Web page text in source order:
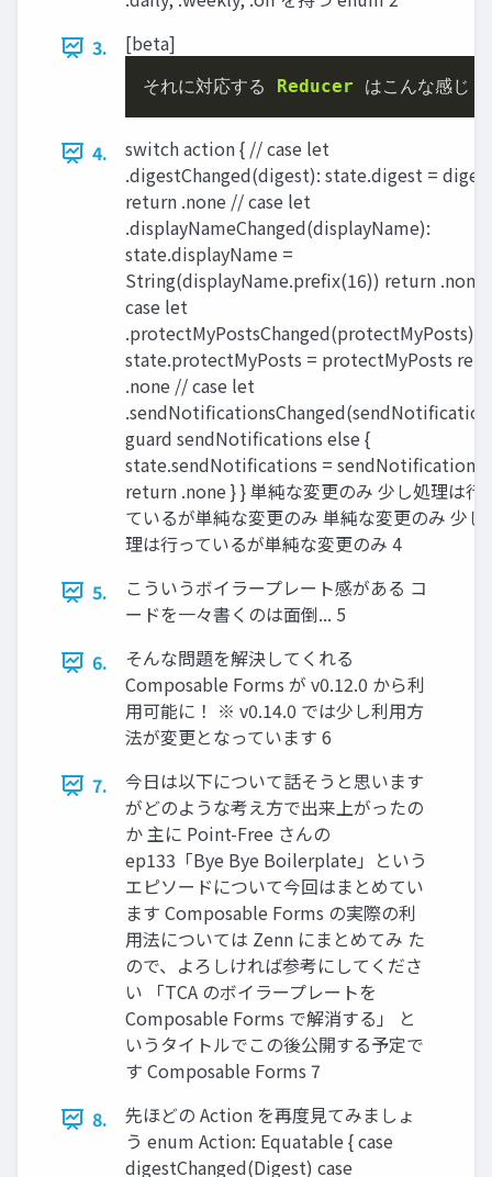
3.
[beta]
それに対応する Reducer はこんな感じ
4.
switch action { // case let
.digestChanged(digest): state.digest =
return .none // case let
.displayNameChanged(displayName):
state.displayName =
String(displayName.prefix(16)) return .none
case let
.protectMyPostsChanged(protectMyPosts):
state.protectMyPosts = protectMyPosts
.none // case let
guard sendNotifications else {
state.sendNotifications = sendNotifications
return .none } } 単純な変更のみ 少し処理は⾏
ているが単純な変更のみ 単純な変更のみ 少し
理は⾏っているが単純な変更のみ 4
5.
こういうボイラープレート感がある コ
ードを⼀々書くのは⾯倒... 5
6.
そんな問題を解決してくれる
Composable Forms が v0.12.0 から利
⽤可能に！ ※ v0.14.0 では少し利⽤⽅
法が変更となっています 6
7.
今⽇は以下について話そうと思います
がどのような考え⽅で出来上がったの
か 主に Point-Free さんの
ep133「Bye Bye Boilerplate」という
エピソードについて今回はまとめてい
ます Composable Forms の実際の利
⽤法については Zenn にまとめてみ た
ので、よろしければ参考にしてくださ
い 「TCA のボイラープレートを
Composable Forms で解消する」 と
いうタイトルでこの後公開する予定で
す Composable Forms 7
8.
先ほどの Action を再度⾒てみましょ
う enum Action: Equatable { case
digestChanged(Digest) case